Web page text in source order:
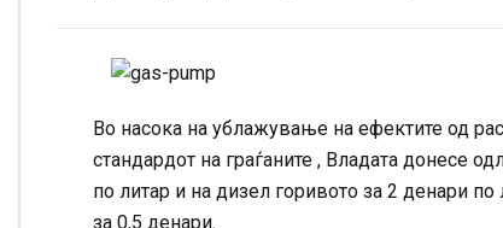
Во насока на ублажување на ефектите од
стандардот на граѓаните , Владата донесе
по литар и на дизел горивото за 2 денари
за 0,5 денари.